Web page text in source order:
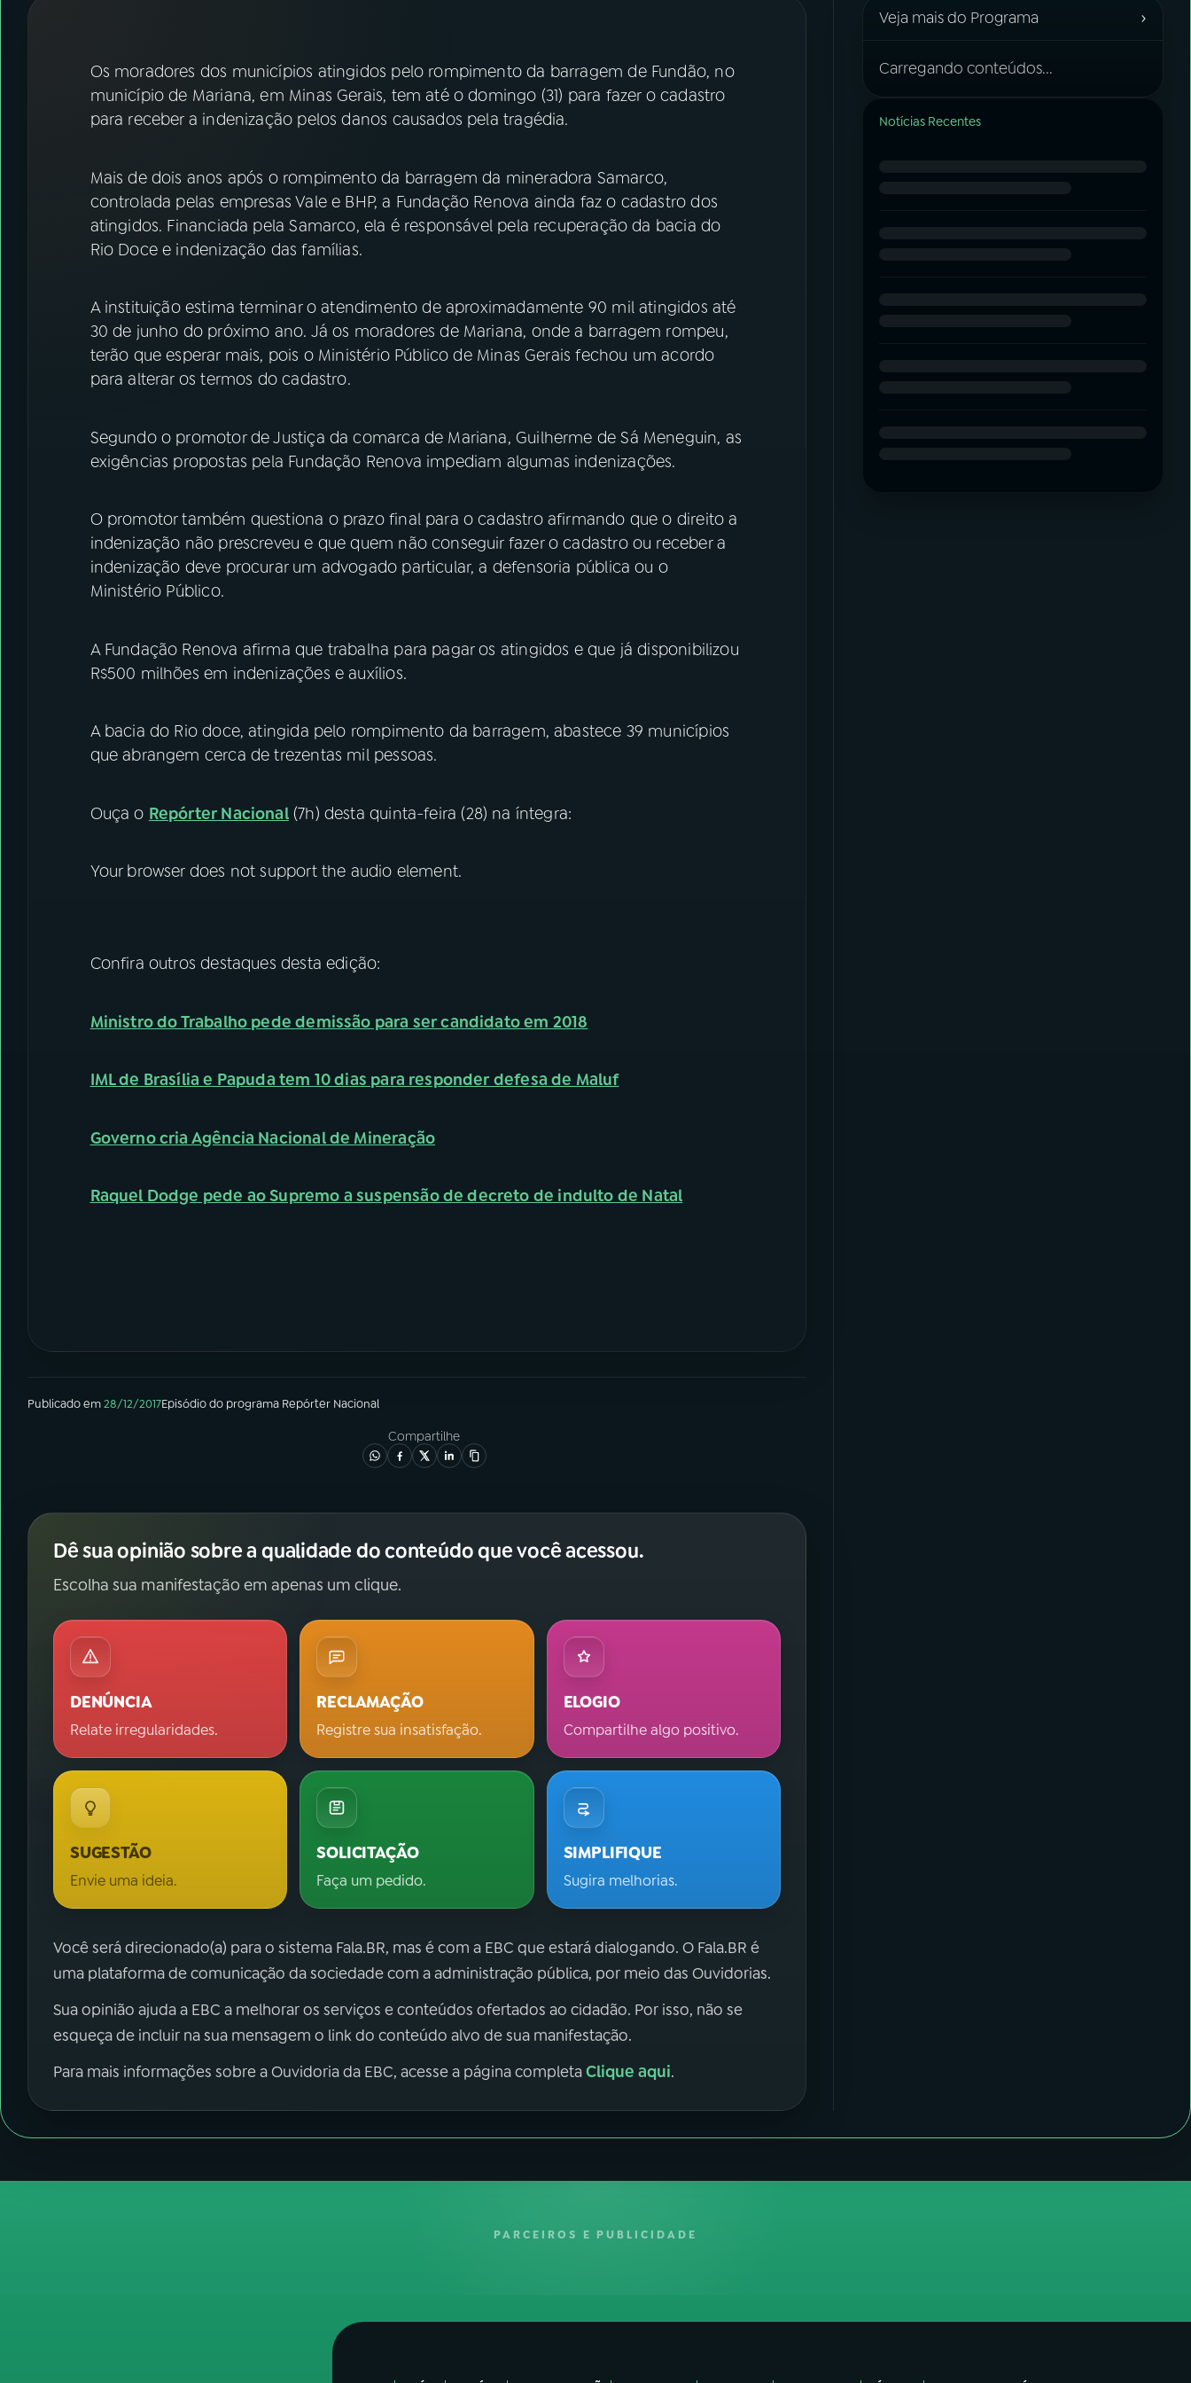
FESTIVAL DE MÚSICA
ACOMPANHE A RÁDIO NACIONAL
Instagram X
Os moradores dos municípios atingidos pelo rompimento da barragem de Fundão, no
município de Mariana, em Minas Gerais, tem até o domingo (31) para fazer o cadastro
para receber a indenização pelos danos causados pela tragédia.
Mais de dois anos após o rompimento da barragem da mineradora Samarco,
controlada pelas empresas Vale e BHP, a Fundação Renova ainda faz o cadastro dos
atingidos. Financiada pela Samarco, ela é responsável pela recuperação da bacia do
Rio Doce e indenização das famílias.
A instituição estima terminar o atendimento de aproximadamente 90 mil atingidos até
30 de junho do próximo ano. Já os moradores de Mariana, onde a barragem rompeu,
terão que esperar mais, pois o Ministério Público de Minas Gerais fechou um acordo
para alterar os termos do cadastro.
Segundo o promotor de Justiça da comarca de Mariana, Guilherme de Sá Meneguin, as
exigências propostas pela Fundação Renova impediam algumas indenizações.
O promotor também questiona o prazo final para o cadastro afirmando que o direito a
indenização não prescreveu e que quem não conseguir fazer o cadastro ou receber a
indenização deve procurar um advogado particular, a defensoria pública ou o
Ministério Público.
A Fundação Renova afirma que trabalha para pagar os atingidos e que já disponibilizou
R$500 milhões em indenizações e auxílios.
A bacia do Rio doce, atingida pelo rompimento da barragem, abastece 39 municípios
que abrangem cerca de trezentas mil pessoas.
Ouça o Repórter Nacional(7h) desta quinta-feira (28) na íntegra:
Your browser does not support the audio element.
Confira outros destaques desta edição:
Ministro do Trabalho pede demissão para ser candidato em 2018
IML de Brasília e Papuda tem 10 dias para responder defesa de Maluf
Governo cria Agência Nacional de Mineração
Raquel Dodge pede ao Supremo a suspensão de decreto de indulto de Natal
Publicado em28/12/2017Episódiodo programa Repórter Nacional
Compartilhe
Dê sua opinião sobre a qualidade do conteúdo que você acessou.
Escolha sua manifestação em apenas um clique.
DENÚNCIA
Relate irregularidades.
RECLAMAÇÃO
Registre sua insatisfação.
ELOGIO
Compartilhe algo positivo.
SUGESTÃO
Envie uma ideia.
SOLICITAÇÃO
Faça um pedido.
SIMPLIFIQUE
Sugira melhorias.
Você será direcionado(a) para o sistema Fala.BR, mas é com a EBC que estará dialogando. O Fala.BR é
uma plataforma de comunicação da sociedade com a administração pública, por meio das Ouvidorias.
Sua opinião ajuda a EBC a melhorar os serviços e conteúdos ofertados ao cidadão. Por isso, não se
esqueça de incluir na sua mensagem o link do conteúdo alvo de sua manifestação.
Para mais informações sobre a Ouvidoria da EBC, acesse a página completaClique aqui.
Veja mais do Programa ›
Carregando conteúdos...
Notícias Recentes
PARCEIROS E PUBLICIDADE